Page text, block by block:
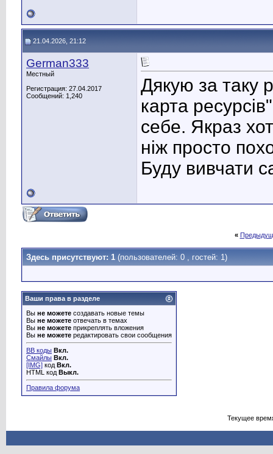
21.04.2026, 21:12
German333
Местный
Регистрация: 27.04.2017
Сообщений: 1,240
Дякую за таку
карта
себе. Якраз
ніж просто
Буду вивчати
«
Здесь присутствуют: 1 (пользователей: 0 , гостей: 1)
Ваши права в разделе
Вы не можете создавать новые темы
Вы не можете отвечать в темах
Вы не можете прикреплять вложения
Вы не можете редактировать свои сообщения
BB коды Вкл.
Смайлы Вкл.
[IMG] код Вкл.
HTML код Выкл.
Правила форума
Текущее